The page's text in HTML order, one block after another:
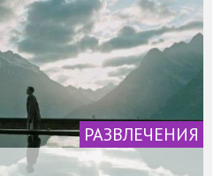
РАЗВЛЕЧЕНИЯ